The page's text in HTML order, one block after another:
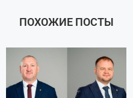
ПОХОЖИЕ ПОСТЫ